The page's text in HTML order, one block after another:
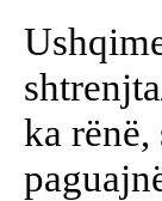
ka